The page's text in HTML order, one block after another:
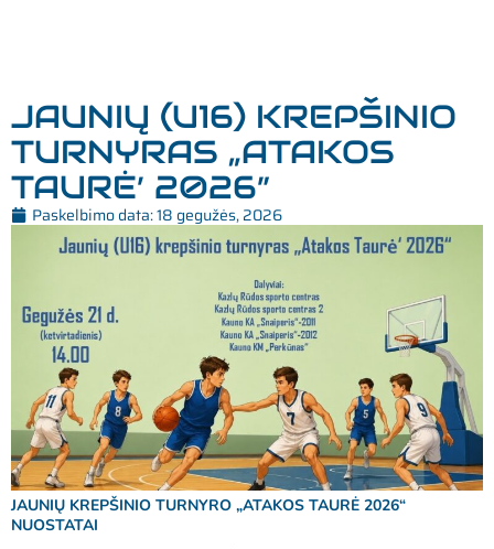
JAUNIŲ (U16) KREPŠINIO
TURNYRAS „ATAKOS
TAURĖ’ 2026”
Paskelbimo data:18 gegužės, 2026
JAUNIŲ KREPŠINIO TURNYRO „ATAKOS TAURĖ 2026“
NUOSTATAI